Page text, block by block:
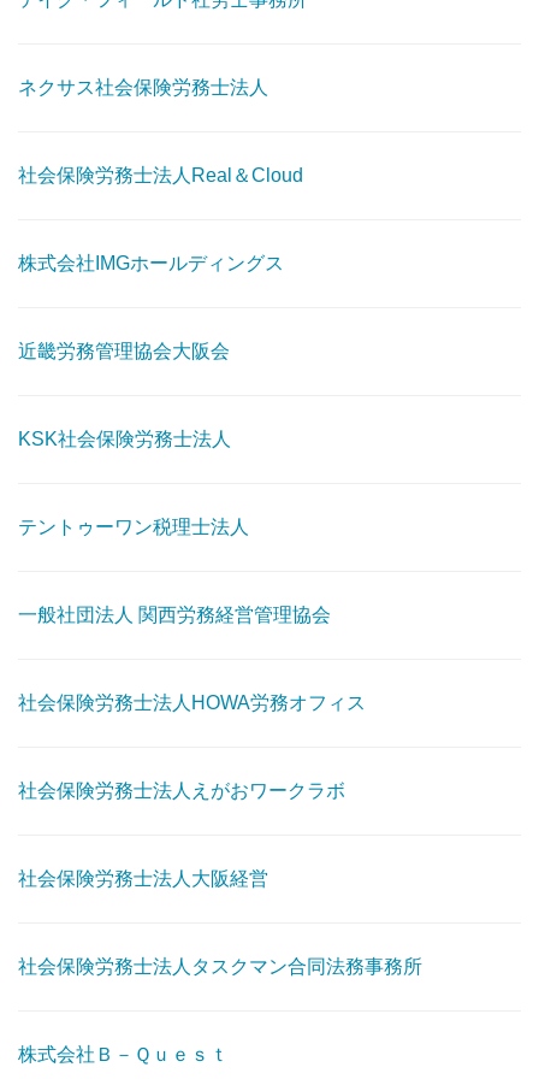
ネクサス社会保険労務士法人
社会保険労務士法人Real＆Cloud
株式会社IMGホールディングス
近畿労務管理協会大阪会
KSK社会保険労務士法人
テントゥーワン税理士法人
一般社団法人 関西労務経営管理協会
社会保険労務士法人HOWA労務オフィス
社会保険労務士法人えがおワークラボ
社会保険労務士法人大阪経営
社会保険労務士法人タスクマン合同法務事務所
株式会社Ｂ－Ｑｕｅｓｔ